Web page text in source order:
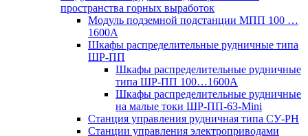
пространства горных выработок
Модуль подземной подстанции МПП 100 …
1600А
Шкафы распределительные рудничные типа
ШР-ПП
Шкафы распределительные рудничные
типа ШР-ПП 100…1600А
Шкафы распределительные рудничные
на малые токи ШР-ПП-63-Mini
Станция управления рудничная типа СУ-РН
Станции управления электроприводами